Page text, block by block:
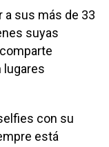
a sus más de 33
suyas
lugares
con su
está